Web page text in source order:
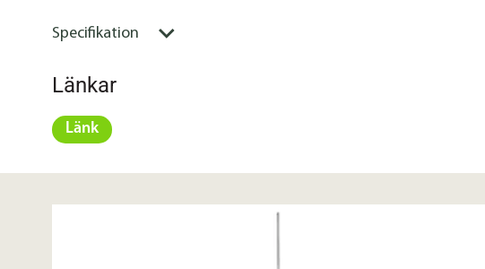
Specifikation
Länkar
Länk